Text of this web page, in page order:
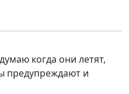
когда они летят,
предупреждают и